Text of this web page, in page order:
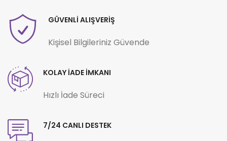
GÜVENLİ ALIŞVERİŞ
Kişisel Bilgileriniz Güvende
KOLAY İADE İMKANI
Hızlı İade Süreci
7/24 CANLI DESTEK